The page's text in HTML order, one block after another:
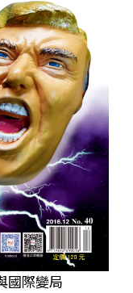
國際變局